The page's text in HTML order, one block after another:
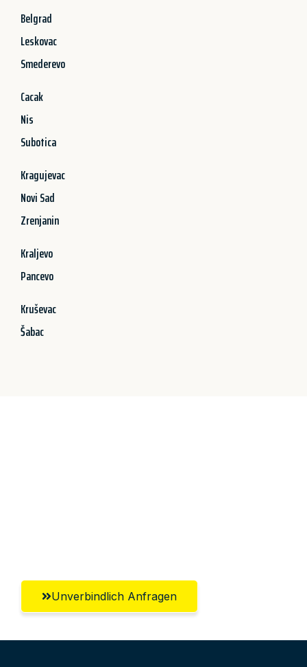
Belgrad
Leskovac
Smederevo
Cacak
Nis
Subotica
Kragujevac
Novi Sad
Zrenjanin
Kraljevo
Pancevo
Kruševac
Šabac
Unverbindlich Anfragen